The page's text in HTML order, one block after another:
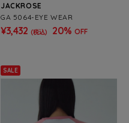
JACKROSE
GA 5064-EYE WEAR
¥3,432 (税込) 20% OFF
SALE